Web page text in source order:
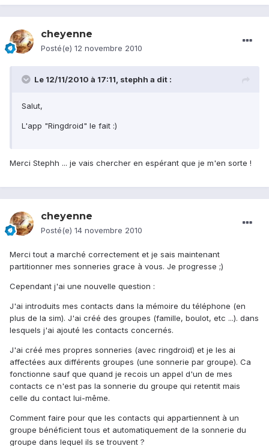
cheyenne
Posté(e) 12 novembre 2010
Le 12/11/2010 à 17:11, stephh a dit :
Salut,
L'app "Ringdroid" le fait :)
Merci Stephh ... je vais chercher en espérant que je m'en sorte !
cheyenne
Posté(e) 14 novembre 2010
Merci tout a marché correctement et je sais maintenant
partitionner mes sonneries grace à vous. Je progresse ;)
Cependant j'ai une nouvelle question :
J'ai introduits mes contacts dans la mémoire du téléphone (en
plus de la sim). J'ai créé des groupes (famille, boulot, etc ...). dans
lesquels j'ai ajouté les contacts concernés.
J'ai créé mes propres sonneries (avec ringdroid) et je les ai
affectées aux différents groupes (une sonnerie par groupe). Ca
fonctionne sauf que quand je recois un appel d'un de mes
contacts ce n'est pas la sonnerie du groupe qui retentit mais
celle du contact lui-même.
Comment faire pour que les contacts qui appartiennent à un
groupe bénéficient tous et automatiquement de la sonnerie du
groupe dans lequel ils se trouvent ?